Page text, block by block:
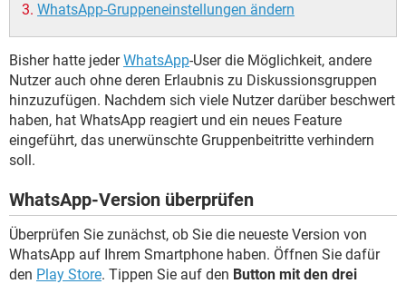
WhatsApp-Gruppeneinstellungen ändern
Bisher hatte jederWhatsApp-User die Möglichkeit, andere
Nutzer auch ohne deren Erlaubnis zu Diskussionsgruppen
hinzuzufügen. Nachdem sich viele Nutzer darüber beschwert
haben, hat WhatsApp reagiert und ein neues Feature
eingeführt, das unerwünschte Gruppenbeitritte verhindern
soll.
WhatsApp-Version überprüfen
Überprüfen Sie zunächst, ob Sie die neueste Version von
WhatsApp auf Ihrem Smartphone haben. Öffnen Sie dafür
den Play Store. Tippen Sie auf den Button mit den drei